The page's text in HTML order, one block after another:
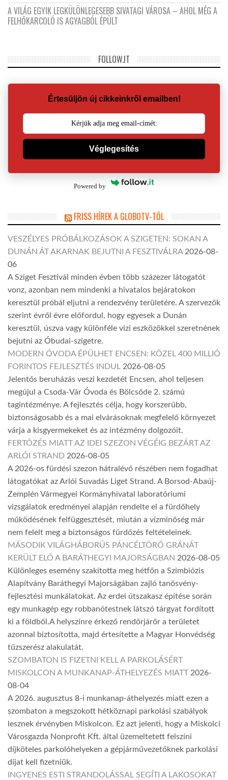
A VILÁG EGYIK LEGKÜLÖNLEGESEBB SIVATAGI VÁROSA – AHOL MÉG A
FELHŐKARCOLÓ IS AGYAGBÓL ÉPÜLT
FOLLOW.IT
Értesüljön új cikkeinkről emailben!
Véglegesítés
Powered by
FRISS HÍREK A GLOBOTV-TŐL
VESZÉLYES PRÓBÁLKOZÁSOK A SZIGETEN: SOKAN A
DUNÁN ÁT AKARNAK BEJUTNI A FESZTIVÁLRA 2026-08-
06
A Sziget Fesztivál minden évben több százezer látogatót
vonz, azonban nem mindenki a hivatalos bejáratokon
keresztül próbál eljutni a rendezvény területére. A szervezők
szerint évről évre előfordul, hogy egyesek a Dunán
keresztül, úszva vagy különféle vízi eszközökkel szeretnének
bejutni az Óbudai-szigetre.
MODERN ÓVODA ÉPÜLHET ENCSEN: KÖZEL 400 MILLIÓ
FORINTOS FEJLESZTÉS INDUL 2026-08-05
Jelentős beruházás veszi kezdetét Encsen, ahol teljesen
megújul a Csoda-Vár Óvoda és Bölcsőde 2. számú
tagintézménye. A fejlesztés célja, hogy korszerűbb,
biztonságosabb és a mai elvárásoknak megfelelő környezet
várja a kisgyermekeket és az intézmény dolgozóit.
FERTŐZÉS MIATT AZ IDEI SZEZON VÉGÉIG BEZÁRT AZ
ARLÓI STRAND 2026-08-05
A 2026-os fürdési szezon hátralévő részében nem fogadhat
látogatókat az Arlói Suvadás Liget Strand. A Borsod-Abaúj-
Zemplén Vármegyei Kormányhivatal laboratóriumi
vizsgálatok eredményei alapján rendelte el a fürdőhely
működésének felfüggesztését, miután a vízminőség már
nem felelt meg a biztonságos fürdőzés feltételeinek.
MÁSODIK VILÁGHÁBORÚS PÁNCÉLTÖRŐ GRÁNÁT
KERÜLT ELŐ A BARÁTHEGYI MAJORSÁGBAN 2026-08-05
Különleges esemény szakította meg hétfőn a Szimbiózis
Alapítvány Baráthegyi Majorságában zajló tanösvény-
fejlesztési munkálatokat. Az erdei útszakasz építése során
egy munkagép egy robbanótestnek látszó tárgyat fordított
ki a földből.A helyszínre érkező rendőrjárőr a területet
azonnal biztosította, majd értesítette a Magyar Honvédség
tűzszerész alakulatát.
SZOMBATON IS FIZETNI KELL A PARKOLÁSÉRT
MISKOLCON A MUNKANAP-ÁTHELYEZÉS MIATT 2026-
08-04
A 2026. augusztus 8-i munkanap-áthelyezés miatt ezen a
szombaton a megszokott hétköznapi parkolási szabályok
lesznek érvényben Miskolcon. Ez azt jelenti, hogy a Miskolci
Városgazda Nonprofit Kft. által üzemeltetett felszíni
díjköteles parkolóhelyeken a gépjárművezetőknek parkolási
díjat kell fizetniük.
INGYENES ESTI STRANDOLÁSSAL SEGÍTI A LAKOSOKAT